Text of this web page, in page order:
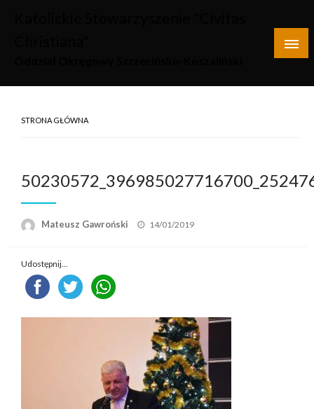
STRONA GŁÓWNA
Mateusz Gawroński
Opublikowane
14/01/2019
Udostępnij...